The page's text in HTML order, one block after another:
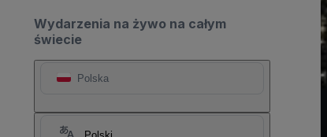
Wydarzenia na żywo na całym
świecie
Polska